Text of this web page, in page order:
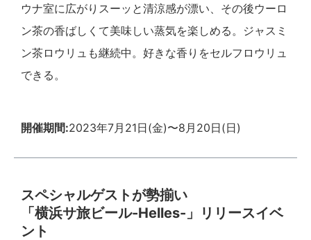
ウナ室に広がりスーッと清涼感が漂い、その後ウーロ
ン茶の香ばしくて美味しい蒸気を楽しめる。ジャスミ
ン茶ロウリュも継続中。好きな香りをセルフロウリュ
できる。
開催期間:2023年7月21日(金)〜8月20日(日)
スペシャルゲストが勢揃い
「横浜サ旅ビール-Helles-」リリースイベ
ント